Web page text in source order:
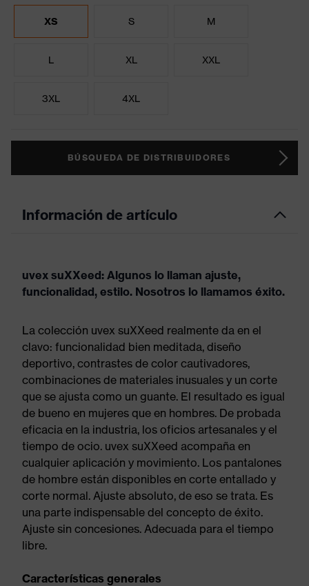
XS S M
L XL XXL
3XL 4XL
BÚSQUEDA DE DISTRIBUIDORES
Información de artículo
uvex suXXeed: Algunos lo llaman ajuste,
funcionalidad, estilo. Nosotros lo llamamos éxito.
La colección uvex suXXeed realmente da en el
clavo: funcionalidad bien meditada, diseño
deportivo, contrastes de color cautivadores,
combinaciones de materiales inusuales y un corte
que se ajusta como un guante. El resultado es igual
de bueno en mujeres que en hombres. De probada
eficacia en la industria, los oficios artesanales y el
tiempo de ocio. uvex suXXeed acompaña en
cualquier aplicación y movimiento. Los pantalones
de hombre están disponibles en corte entallado y
corte normal. Ajuste absoluto, de eso se trata. Es
una parte indispensable del concepto de éxito.
Ajuste sin concesiones. Adecuada para el tiempo
libre.
Características generales